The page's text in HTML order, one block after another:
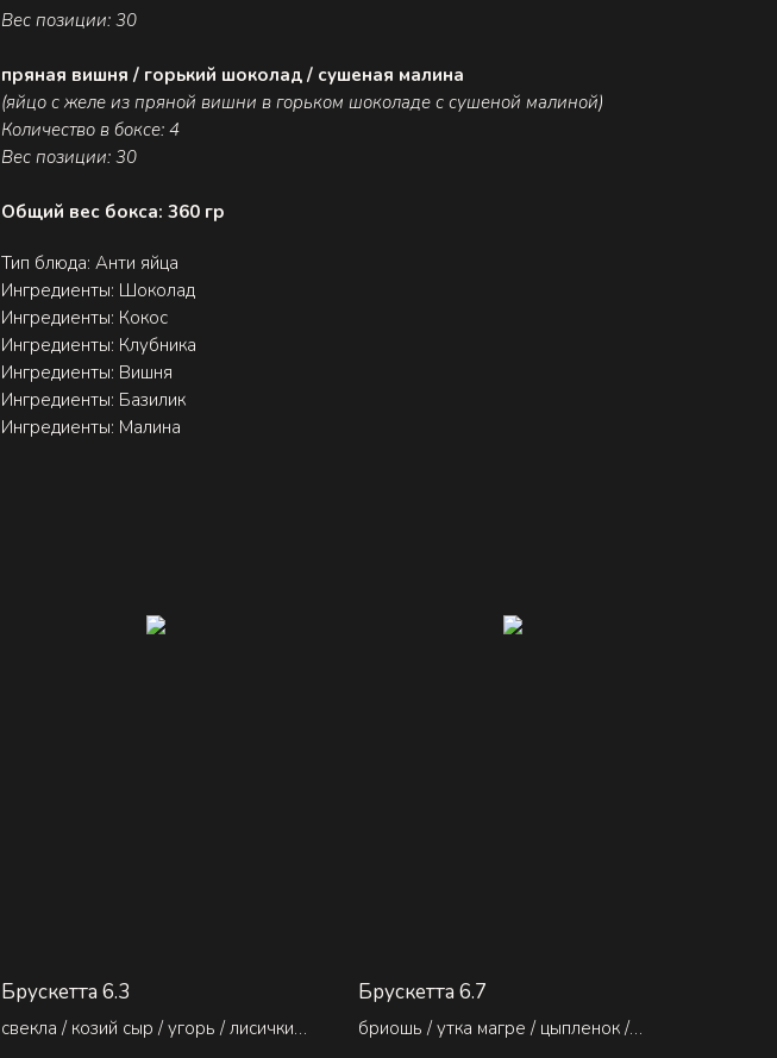
Вес позиции: 30
пряная вишня / горький шоколад / сушеная малина
(яйцо с желе из пряной вишни в горьком шоколаде с сушеной малиной)
Количество в боксе: 4
Вес позиции: 30
Общий вес бокса: 360 гр
Тип блюда: Анти яйца
Ингредиенты: Шоколад
Ингредиенты: Кокос
Ингредиенты: Клубника
Ингредиенты: Вишня
Ингредиенты: Базилик
Ингредиенты: Малина
Брускетта 6.3
свекла / козий сыр / угорь / лисички /
Брускетта 6.7
бриошь / утка магре / цыпленок /